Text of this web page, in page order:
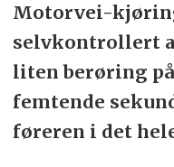
Motorvei-
selvkontrollert
liten berøring
femtende
føreren i det